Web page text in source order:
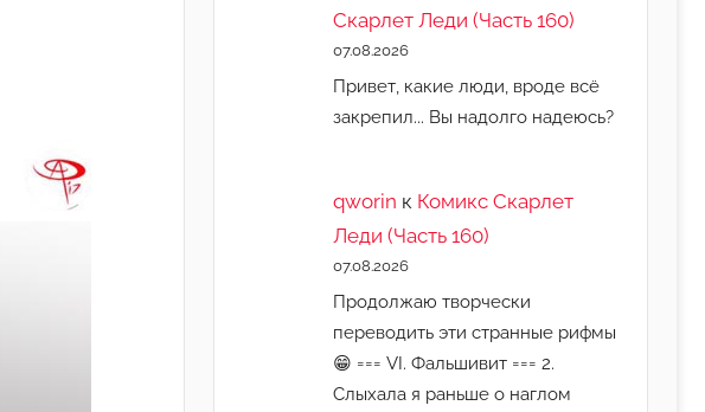
Скарлет Леди (Часть 160)
07.08.2026
Привет, какие люди, вроде всё
закрепил... Вы надолго надеюсь?
qworin к Комикс Скарлет
Леди (Часть 160)
07.08.2026
Продолжаю творчески
переводить эти странные рифмы
😁 === VI. Фальшивит === 2.
Слыхала я раньше о наглом